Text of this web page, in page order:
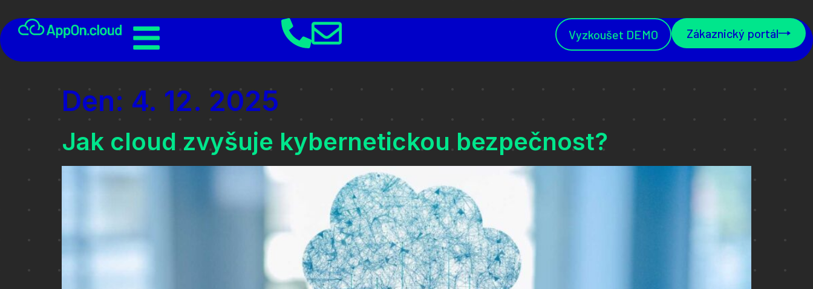
Vyzkoušet DEMO Zákaznický portál
Den: 4. 12. 2025
Jak cloud zvyšuje kybernetickou bezpečnost?